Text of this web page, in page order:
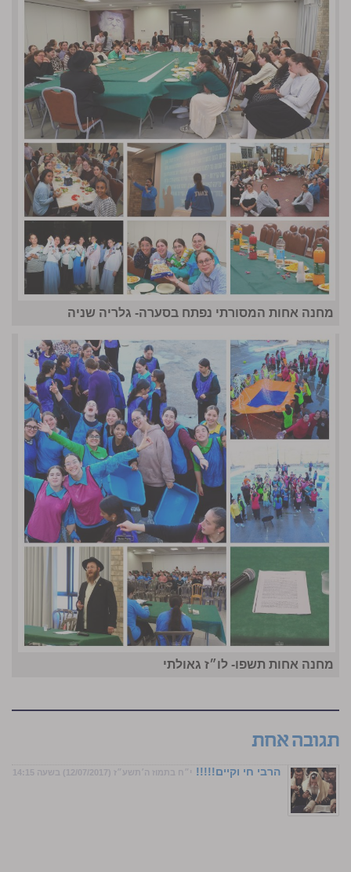
מחנה אחות המסורתי נפתח בסערה- גלריה שניה
מחנה אחות תשפו- לו״ז גאולתי
תגובה אחת
הרבי חי וקיים!!!!! י״ח בתמוז ה׳תשע״ז (12/07/2017) בשעה 14:15